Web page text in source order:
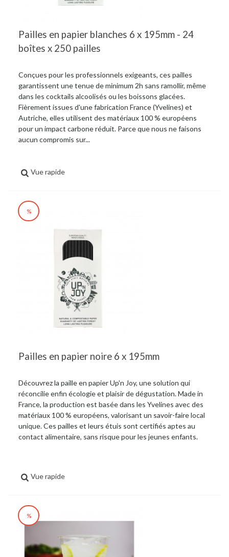
Pailles en papier blanches 6 x 195mm - 24
boîtes x 250 pailles
Conçues pour les professionnels exigeants, ces pailles
garantissent une tenue de minimum 2h sans ramollir, même
dans les cocktails alcoolisés ou les boissons glacées.
Fièrement issues d'une fabrication France (Yvelines) et
Autriche, elles utilisent des matériaux 100 % européens
pour un impact carbone réduit. Parce que nous ne faisons
aucun compromis sur...
Vue rapide
%
Pailles en papier noire 6 x 195mm
Découvrez la paille en papier Up'n Joy, une solution qui
réconcilie enfin écologie et plaisir de dégustation. Made in
France, la production est basée dans les Yvelines avec des
matériaux 100 % européens, valorisant un savoir-faire local
unique. Ces pailles et leurs étuis sont certifiés aptes au
contact alimentaire, sans risque pour les jeunes enfants.
Vue rapide
%